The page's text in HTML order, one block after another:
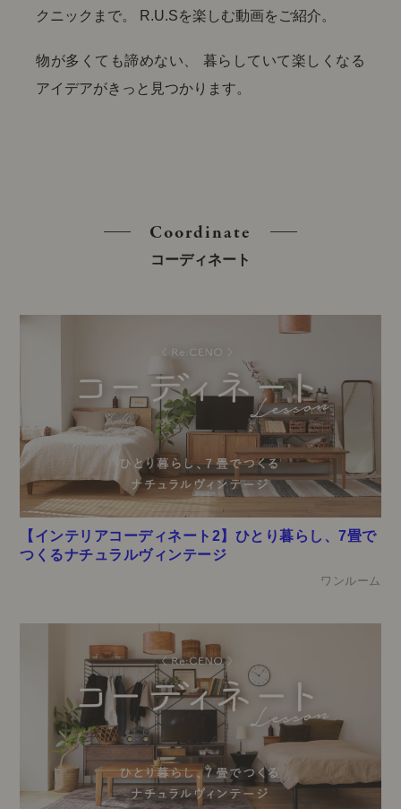
クニックまで。
R.U.Sを楽しむ動画をご紹介。
物が多くても諦めない、
暮らしていて楽しくなる
アイデアがきっと見つかります。
Coordinate
コーディネート
【インテリアコーディネート2】ひとり暮らし、7畳で
つくるナチュラルヴィンテージ
ワンルーム